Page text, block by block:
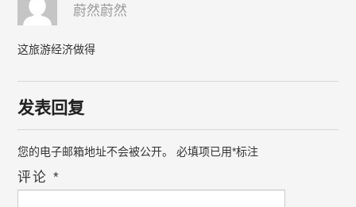
蔚然蔚然
这旅游经济做得
发表回复
您的电子邮箱地址不会被公开。 必填项已用*标注
评论*